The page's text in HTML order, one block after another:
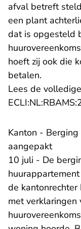
afval betreft
een plant
dat is opgesteld
hoeft zij ook die
betalen.
Lees de
Kanton -
aangepakt
10 juli - De
de
met verklaringen